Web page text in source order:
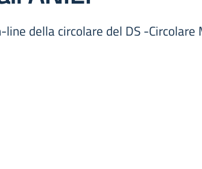
della circolare del DS -